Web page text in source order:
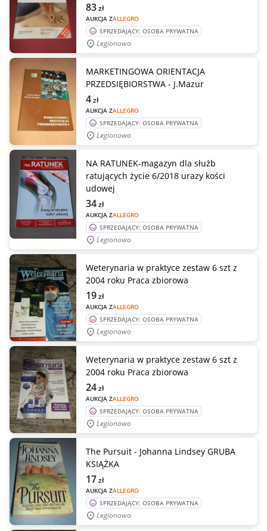
AUKCJA ZALLEGRO
83zł
SPRZEDAJĄCY: OSOBA PRYWATNA
Legionowo
MARKETINGOWA ORIENTACJA
PRZEDSIĘBIORSTWA - J.Mazur
AUKCJA ZALLEGRO
4zł
SPRZEDAJĄCY: OSOBA PRYWATNA
Legionowo
NA RATUNEK-magazyn dla służb
ratujących życie 6/2018 urazy kości
udowej
AUKCJA ZALLEGRO
34zł
SPRZEDAJĄCY: OSOBA PRYWATNA
Legionowo
Weterynaria w praktyce zestaw 6 szt z
2004 roku Praca zbiorowa
AUKCJA ZALLEGRO
19zł
SPRZEDAJĄCY: OSOBA PRYWATNA
Legionowo
Weterynaria w praktyce zestaw 6 szt z
2004 roku Praca zbiorowa
AUKCJA ZALLEGRO
24zł
SPRZEDAJĄCY: OSOBA PRYWATNA
Legionowo
The Pursuit - Johanna Lindsey GRUBA
KSIĄŻKA
AUKCJA ZALLEGRO
17zł
SPRZEDAJĄCY: OSOBA PRYWATNA
Legionowo